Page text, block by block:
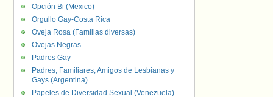
Opción Bi (Mexico)
Orgullo Gay-Costa Rica
Oveja Rosa (Familias diversas)
Ovejas Negras
Padres Gay
Padres, Familiares, Amigos de Lesbianas y
Gays (Argentina)
Papeles de Diversidad Sexual (Venezuela)